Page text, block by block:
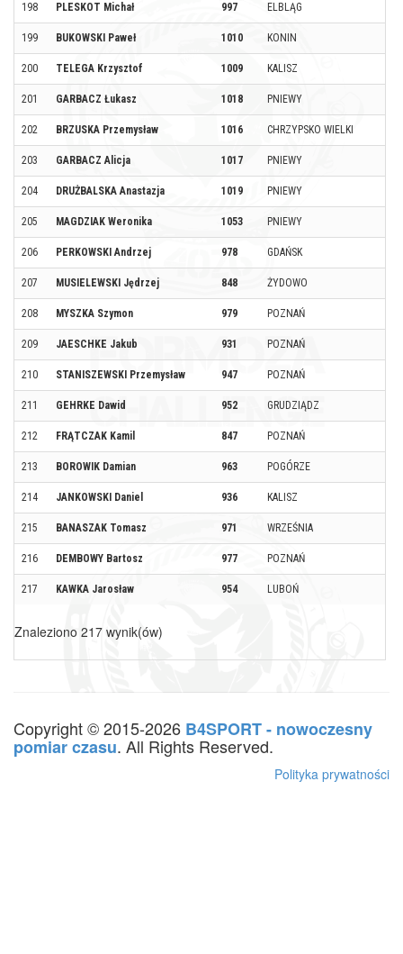
198 PLESKOT Michał 997 ELBLĄG
199 BUKOWSKI Paweł 1010 KONIN
200 TELEGA Krzysztof 1009 KALISZ
201 GARBACZ Łukasz 1018 PNIEWY
202 BRZUSKA Przemysław 1016 CHRZYPSKO WIELKI
203 GARBACZ Alicja 1017 PNIEWY
204 DRUŻBALSKA Anastazja 1019 PNIEWY
205 MAGDZIAK Weronika 1053 PNIEWY
206 PERKOWSKI Andrzej 978 GDAŃSK
207 MUSIELEWSKI Jędrzej 848 ŻYDOWO
208 MYSZKA Szymon 979 POZNAŃ
209 JAESCHKE Jakub 931 POZNAŃ
210 STANISZEWSKI Przemysław 947 POZNAŃ
211 GEHRKE Dawid 952 GRUDZIĄDZ
212 FRĄTCZAK Kamil 847 POZNAŃ
213 BOROWIK Damian 963 POGÓRZE
214 JANKOWSKI Daniel 936 KALISZ
215 BANASZAK Tomasz 971 WRZEŚNIA
216 DEMBOWY Bartosz 977 POZNAŃ
217 KAWKA Jarosław 954 LUBOŃ
Znaleziono 217 wynik(ów)
Copyright © 2015-2026 B4SPORT - nowoczesny
pomiar czasu. All Rights Reserved.
Polityka prywatności